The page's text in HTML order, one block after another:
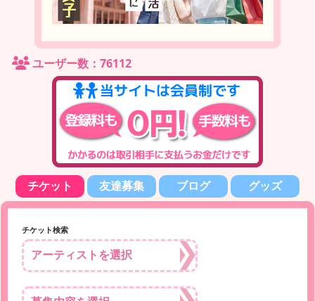
ユーザー数：76112
チケット 友達募集 ブログ グッズ
チケット検索